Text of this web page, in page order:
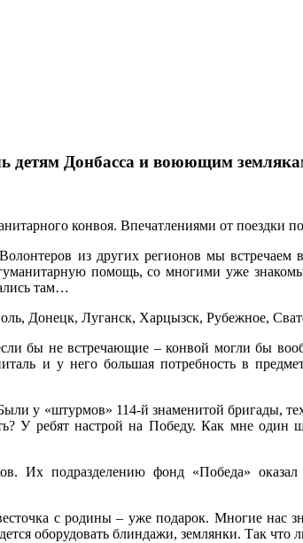
детям Донбасса и воюющим
конвоя. Впечатлениями от поездки
из других регионов мы встречаем
помощь, со многими уже
там…
Донецк, Луганск, Харцызск, Рубежное,
бы не встречающие – конвой могли бы
и у него большая потребность в
у «штурмов» 114-й знаменитой бригады,
У ребят настрой на Победу. Как мне один
Их подразделению фонд «Победа»
с родины – уже подарок. Многие нас
оборудовать блиндажи, землянки. Так